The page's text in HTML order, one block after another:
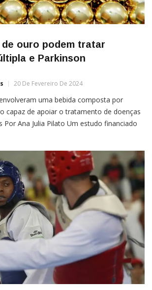
ouro podem tratar
e Parkinson
20 De Fevereiro De 2024
uma bebida composta por
capaz de apoiar o tratamento de doenças
Por Ana Julia Pilato Um estudo financiado
no tratamento de esclerose
de